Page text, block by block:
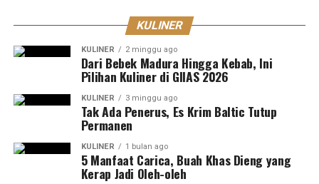
KULINER
KULINER 2 minggu ago
Dari Bebek Madura Hingga Kebab, Ini
Pilihan Kuliner di GIIAS 2026
KULINER 3 minggu ago
Tak Ada Penerus, Es Krim Baltic Tutup
Permanen
KULINER 1 bulan ago
5 Manfaat Carica, Buah Khas Dieng yang
Kerap Jadi Oleh-oleh